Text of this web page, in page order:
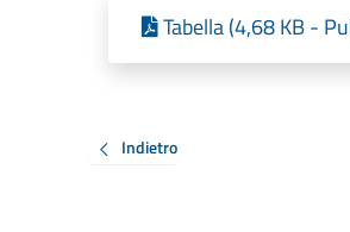
Tabella (4,68 KB -
Indietro